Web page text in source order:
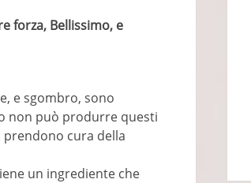
forza, Bellissimo, e
e sgombro, sono
non può produrre questi
cura della
un ingrediente che